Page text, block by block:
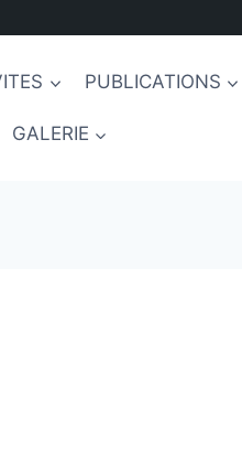
PUBLICATIONS
GALERIE